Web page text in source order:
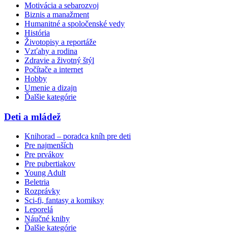
Motivácia a sebarozvoj
Biznis a manažment
Humanitné a spoločenské vedy
História
Životopisy a reportáže
Vzťahy a rodina
Zdravie a životný štýl
Počítače a internet
Hobby
Umenie a dizajn
Ďalšie kategórie
Deti a mládež
Knihorad – poradca kníh pre deti
Pre najmenších
Pre prvákov
Pre pubertiakov
Young Adult
Beletria
Rozprávky
Sci-fi, fantasy a komiksy
Leporelá
Náučné knihy
Ďalšie kategórie